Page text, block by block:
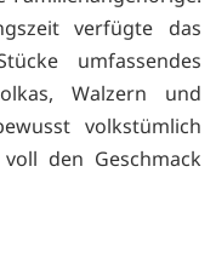
verfügte das
umfassendes
Walzern und
volkstümlich
den Geschmack